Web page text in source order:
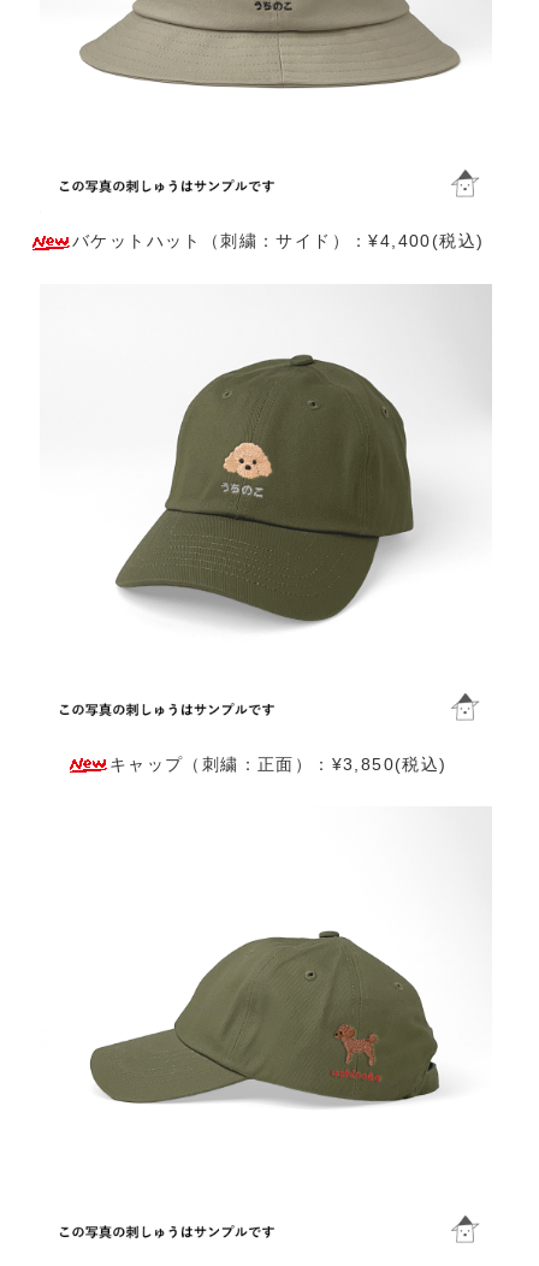
バケットハット（刺繍：サイド）：¥4,400(税込)
キャップ（刺繍：正面）：¥3,850(税込)